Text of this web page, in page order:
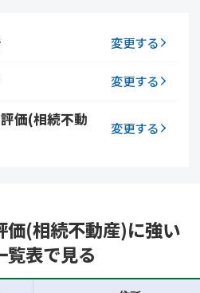
不動産評価(相続不動
調査・アンケート
変更する
変更する
価(相続不動
変更する
価(相続不動産)に強い
覧表で見る